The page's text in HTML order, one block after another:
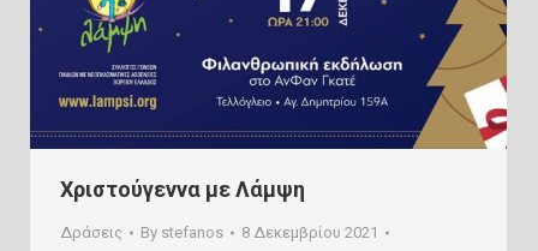
Χριστούγεννα με Λάμψη
Δράσεις By stefanos
8 Δεκεμβρίου 2021